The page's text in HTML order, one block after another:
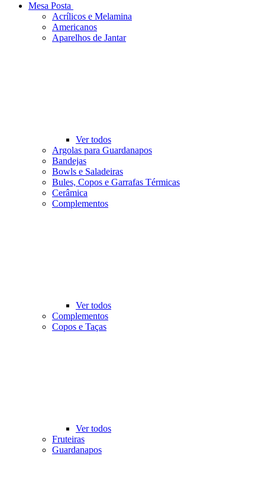
Mesa Posta
Acrílicos e Melamina
Americanos
Aparelhos de Jantar
Ver todos
Argolas para Guardanapos
Bandejas
Bowls e Saladeiras
Bules, Copos e Garrafas Térmicas
Cerâmica
Complementos
Ver todos
Complementos
Copos e Taças
Ver todos
Fruteiras
Guardanapos